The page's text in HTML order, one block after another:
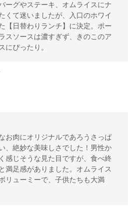
ーグやステーキ、オムライスにナ
くて迷いましたが、入口のホワイ
【日替わりランチ】に決定。ポー
スソースは濃すぎず、きのこのア
にぴったり。
お肉にオリジナルであろうさっぱ
、絶妙な美味しさでした！男性か
感じそうな見た目ですが、食べ終
満足感がありました。オムライス
リューミーで、子供たちも大満